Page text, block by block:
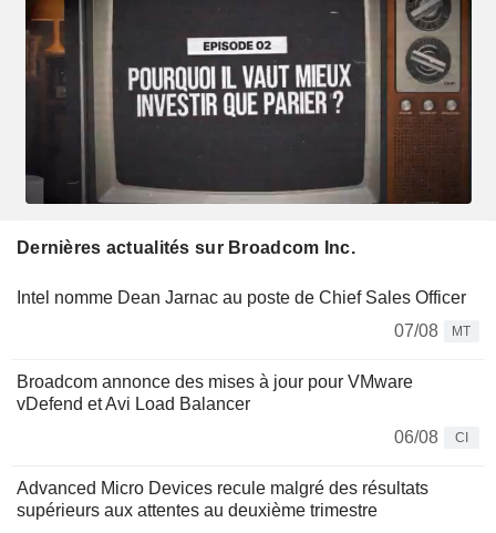
Dernières actualités sur Broadcom Inc.
Intel nomme Dean Jarnac au poste de Chief Sales Officer
07/08
MT
Broadcom annonce des mises à jour pour VMware
vDefend et Avi Load Balancer
06/08
CI
Advanced Micro Devices recule malgré des résultats
supérieurs aux attentes au deuxième trimestre